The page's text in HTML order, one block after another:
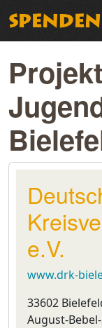
e.V.
www.drk-
33602
August-